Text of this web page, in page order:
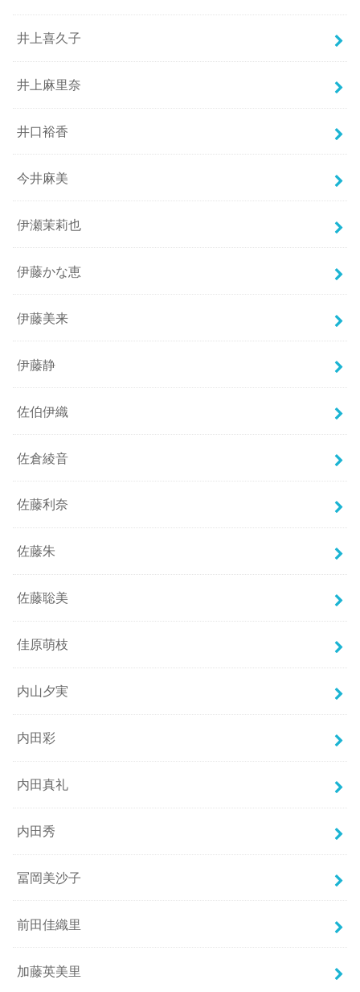
井上喜久子
井上麻里奈
井口裕香
今井麻美
伊瀬茉莉也
伊藤かな恵
伊藤美来
伊藤静
佐伯伊織
佐倉綾音
佐藤利奈
佐藤朱
佐藤聡美
佳原萌枝
内山夕実
内田彩
内田真礼
内田秀
冨岡美沙子
前田佳織里
加藤英美里